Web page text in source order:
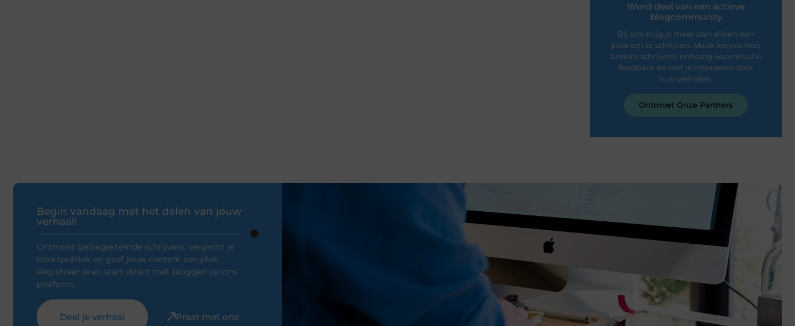
Word deel van een actieve
blogcommunity
Bij ons krijg je meer dan alleen een
plek om te schrijven. Maak kennis met
andere schrijvers, ontvang waardevolle
feedback en laat je inspireren door
hun verhalen.
Ontmoet Onze Partners
Begin vandaag met het delen van jouw
verhaal!
Ontmoet gelijkgestemde schrijvers, vergroot je
lezerspubliek en geef jouw content een plek.
Registreer je en start direct met bloggen op ons
platform.
Deel je verhaal Praat met ons